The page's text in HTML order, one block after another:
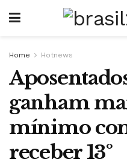
Home Hotnews
ganham
mínimo
receber 13º